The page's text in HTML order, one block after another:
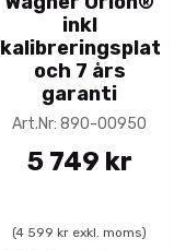
inkl
kalibreringsplatta
och 7 års
garanti
Art.Nr: 890-00950
5 749 kr
(4 599 kr exkl. moms)